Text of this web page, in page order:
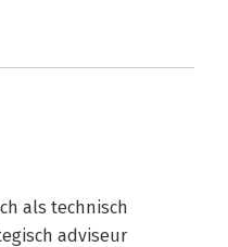
als technisch
adviseur